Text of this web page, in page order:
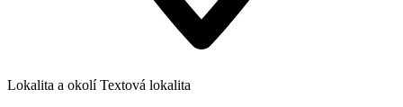
Lokalita a okolí Textová lokalita